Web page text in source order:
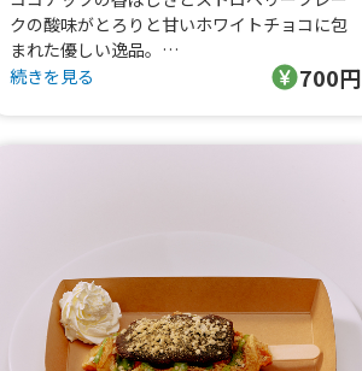
クの酸味がとろりと甘いホワイトチョコに包
まれた優しい逸品。
・ココナッツ
続きを見る 700円